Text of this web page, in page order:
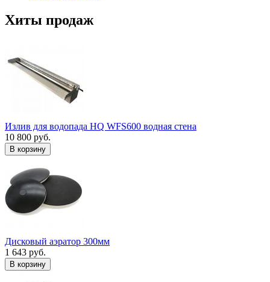
Хиты продаж
Излив для водопада HQ WFS600 водная стена
10 800 руб.
В корзину
Дисковый аэратор 300мм
1 643 руб.
В корзину